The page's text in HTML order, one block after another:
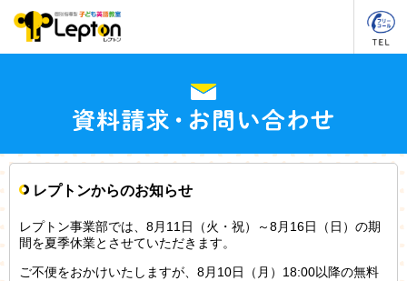
レプトンからのお知らせ
レプトン事業部では、8月11日（火・祝）～8月16日（日）の期
間を夏季休業とさせていただきます。
ご不便をおかけいたしますが、8月10日（月）18:00以降の無料